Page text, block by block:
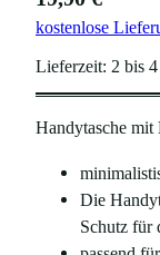
kostenlose
Lieferzeit: 2 bis
Handytasche
Die
Schutz für